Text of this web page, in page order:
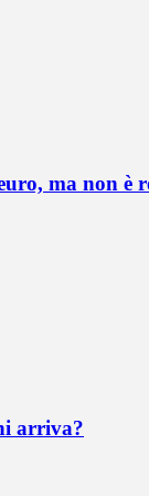
ma non è
arriva?